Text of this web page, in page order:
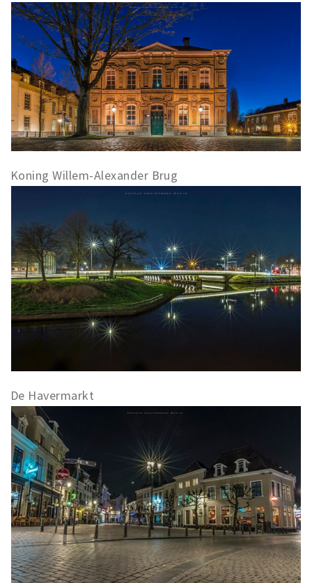
Koning Willem-Alexander Brug
De Havermarkt